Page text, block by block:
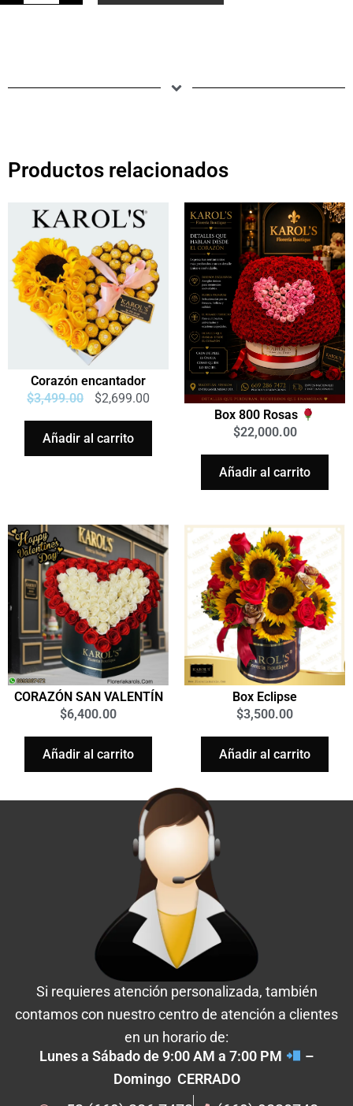
Productos relacionados
Corazón encantador
$3,499.00 $2,699.00
Añadir al carrito
Box 800 Rosas
$22,000.00
Añadir al carrito
CORAZÓN SAN VALENTÍN
$6,400.00
Añadir al carrito
Box Eclipse
$3,500.00
Añadir al carrito
Si requieres atención personalizada, también
contamos con nuestro centro de atención a clientes
en un horario de:
Lunes a Sábado de 9:00 AM a 7:00 PM
–
Domingo CERRADO